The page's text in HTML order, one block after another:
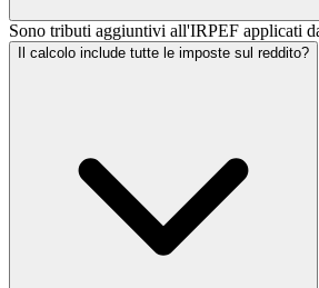
Sono tributi aggiuntivi all'IRPEF applicati
Il calcolo include tutte le imposte sul reddito?